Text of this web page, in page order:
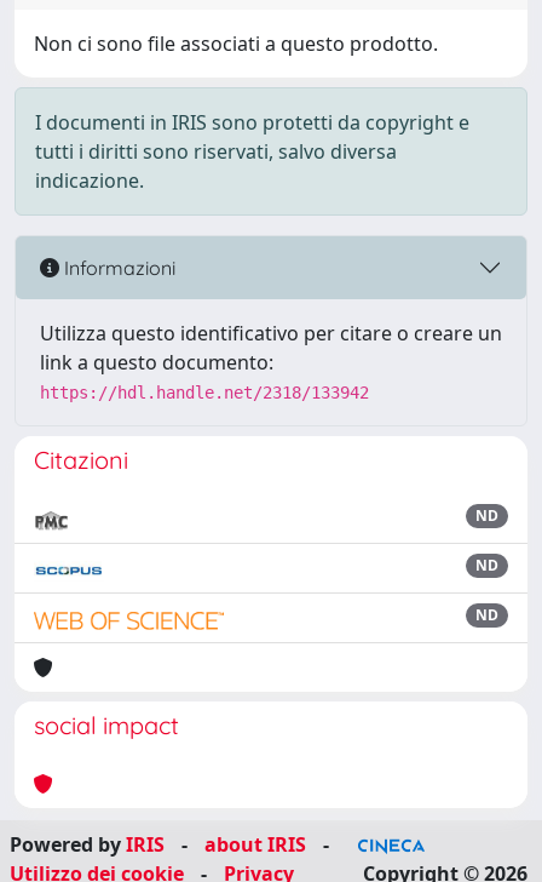
Non ci sono file associati a questo prodotto.
I documenti in IRIS sono protetti da copyright e
tutti i diritti sono riservati, salvo diversa
indicazione.
Informazioni
Utilizza questo identificativo per citare o creare un
link a questo documento:
https://hdl.handle.net/2318/133942
Citazioni
ND
ND
ND
social impact
Powered byIRIS - about IRIS
-
Utilizzo dei cookie
- Privacy Copyright © 2026